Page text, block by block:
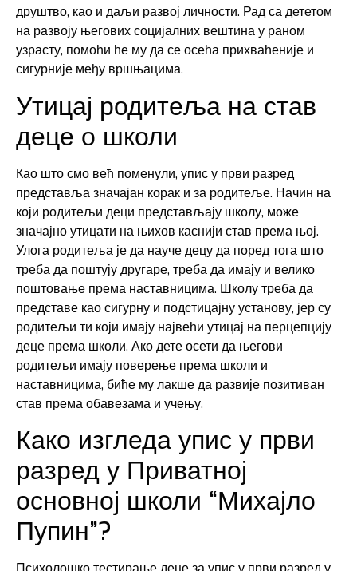
друштво, као и даљи развој личности. Рад са дететом
на развоју његових социјалних вештина у раном
узрасту, помоћи ће му да се осећа прихваћеније и
сигурније међу вршњацима.
Утицај родитеља на став
деце о школи
Као што смо већ поменули, упис у први разред
представља значајан корак и за родитеље. Начин на
који родитељи деци представљају школу, може
значајно утицати на њихов каснији став према њој.
Улога родитеља је да науче децу да поред тога што
треба да поштују другаре, треба да имају и велико
поштовање према наставницима. Школу треба да
представе као сигурну и подстицајну установу, јер су
родитељи ти који имају највећи утицај на перцепцију
деце према школи. Ако дете осети да његови
родитељи имају поверење према школи и
наставницима, биће му лакше да развије позитиван
став према обавезама и учењу.
Како изгледа упис у први
разред у Приватној
основној школи “Михајло
Пупин”?